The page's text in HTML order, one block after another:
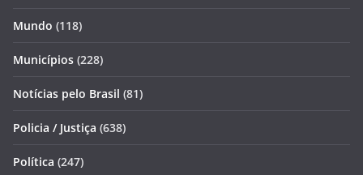
Mundo (118)
Municípios (228)
Notícias pelo Brasil (81)
Policia / Justiça (638)
Política (247)